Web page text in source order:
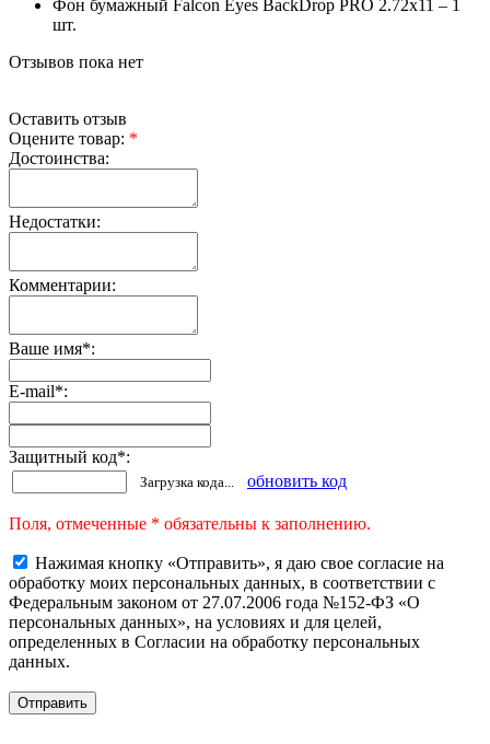
Фон бумажный Falcon Eyes BackDrop PRO 2.72x11 – 1
шт.
Отзывов пока нет
Оставить отзыв
Оцените товар: *
Достоинства:
Недостатки:
Комментарии:
Ваше имя*:
E-mail*:
Защитный код*:
Загрузка кода... обновить код
Поля, отмеченные * обязательны к заполнению.
Нажимая кнопку «Отправить», я даю свое согласие на
обработку моих персональных данных, в соответствии с
Федеральным законом от 27.07.2006 года №152-ФЗ «О
персональных данных», на условиях и для целей,
определенных в Согласии на обработку персональных
данных.